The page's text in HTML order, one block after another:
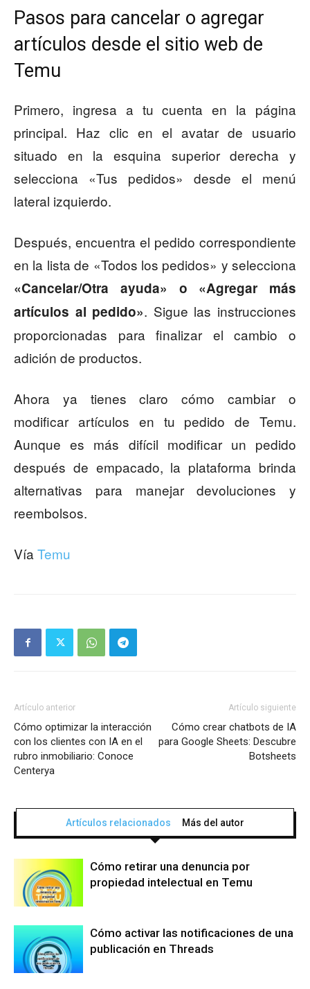
Pasos para cancelar o agregar
artículos desde el sitio web de
Temu
Primero, ingresa a tu cuenta en la página
principal. Haz clic en el avatar de usuario
situado en la esquina superior derecha y
selecciona «Tus pedidos» desde el menú
lateral izquierdo.
Después, encuentra el pedido correspondiente
en la lista de «Todos los pedidos» y selecciona
«Cancelar/Otra ayuda» o «Agregar más
artículos al pedido». Sigue las instrucciones
proporcionadas para finalizar el cambio o
adición de productos.
Ahora ya tienes claro cómo cambiar o
modificar artículos en tu pedido de Temu.
Aunque es más difícil modificar un pedido
después de empacado, la plataforma brinda
alternativas para manejar devoluciones y
reembolsos.
Vía Temu
Artículo anterior
Cómo optimizar la interacción
con los clientes con IA en el
rubro inmobiliario: Conoce
Centerya
Artículo siguiente
Cómo crear chatbots de IA
para Google Sheets: Descubre
Botsheets
Artículos relacionados Más del autor
Cómo retirar una denuncia por
propiedad intelectual en Temu
Cómo activar las notificaciones de una
publicación en Threads